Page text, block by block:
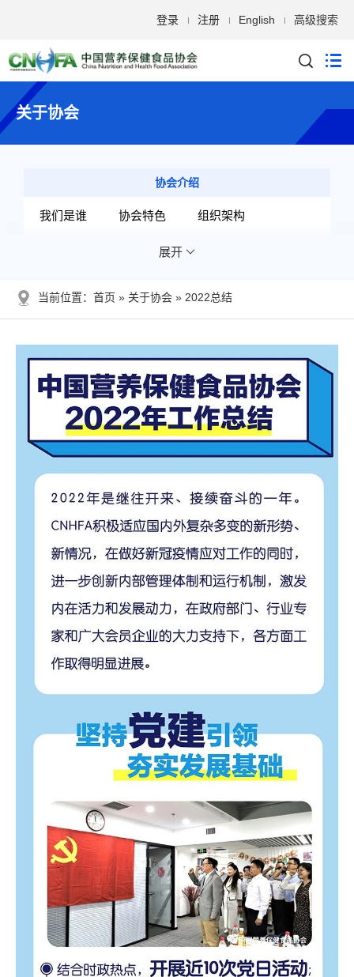
登录 注册 English 高级搜索
关于协会
协会介绍
我们是谁 协会特色 组织架构
专家智囊
发展历程
分支机构管理办法 团体标准管理办法
加入协会
展开
当前位置： 首页 关于协会 2022总结